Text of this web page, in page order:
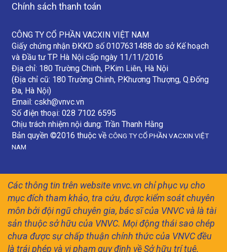
Chính sách thanh toán
CÔNG TY CỔ PHẦN VACXIN VIỆT NAM
Giấy chứng nhận ĐKKD số 0107631488 do sở Kế hoạch
và Đầu tư TP. Hà Nội cấp ngày 11/11/2016
Địa chỉ: 180 Trường Chinh, P.Kim Liên, Hà Nội
(Địa chỉ cũ: 180 Trường Chinh, P.Khương Thượng, Q.Đống
Đa, Hà Nội)
Email: cskh@vnvc.vn
Số điện thoại: 028 7102 6595
Chịu trách nhiệm nội dung: Trần Thanh Hằng
Bản quyền ©2016 thuộc về CÔNG TY CỔ PHẦN VACXIN VIỆT
NAM
Các thông tin trên website vnvc.vn chỉ phục vụ cho
mục đích tham khảo, tra cứu, được kiểm soát chuyên
môn bởi đội ngũ chuyên gia, bác sĩ của VNVC và là tài
sản thuộc sở hữu của VNVC. Mọi động thái sao chép
chưa được sự chấp thuận chính thức của VNVC đều
là trái phép và vi phạm quy định về Sở hữu trí tuệ.